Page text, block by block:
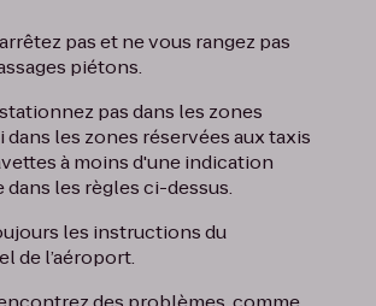
pas et ne vous rangez pas
piétons.
pas dans les zones
dans les zones réservées aux taxis
à moins d'une indication
les règles ci-dessus.
les instructions du
de l’aéroport.